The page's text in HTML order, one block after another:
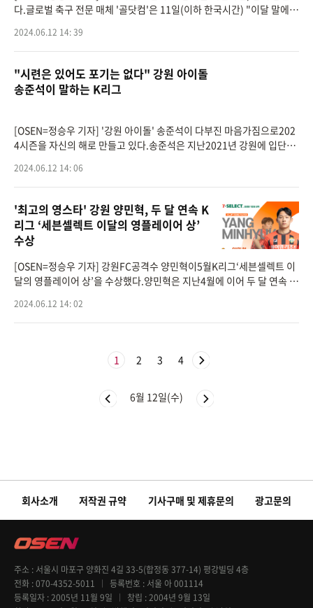
다.글로벌 축구 전문 매체 '골닷컴'은 11일(이하 한국시간) "이달 말에
르지치(42) 감독
2024.06.12 14: 39
"시련은 있어도 포기는 없다" 강원 아이돌
송준석이 말하는 K리그
[OSEN=정승우 기자] '강원 아이돌' 송준석이 다부진 마음가짐으로202
4시즌을 자신의 해로 만들고 있다.송준석은 지난2021년 강원에 입단했
즌을 맞이하고 있다.송
2024.06.12 14: 06
'최고의 영스타' 강원 양민혁, 두 달 연속 K
리그 ‘세븐셀렉트 이달의 영플레이어 상’
수상
[OSEN=정승우 기자] 강원FC공격수 양민혁이5월K리그‘세븐셀렉트 이
달의 영플레이어 상’을 수상했다.양민혁은 지난4월에 이어 두 달 연속 이
수상한 양
2024.06.12 14: 02
1 2 3 4
6월 12일(수)
회사소개 저작권 규약 기사구매 및 제휴문의 광고문의
주소
서울시 마포구 양화진 4길 33-5(합정동 377-14) 평강빌딩 4층
전화 070-4352-5011 등록번호
서울 아 001114
등록일자 2005년 11월 9일 창립 2004년 9월 13일